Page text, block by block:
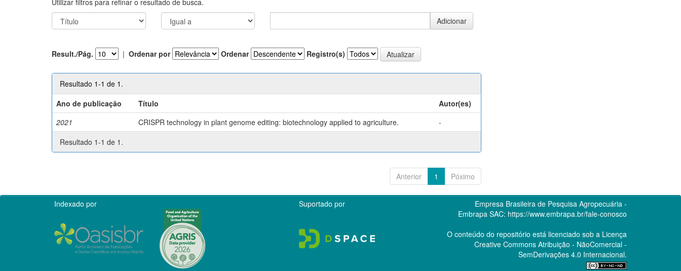
Result./Pág. | Ordenar por Ordenar Registro(s)
Resultado 1-1 de 1.
Ano de publicação
Título
Autor(es)
2021
CRISPR technology in plant genome editing: biotechnology applied to agriculture.
-
Resultado 1-1 de 1.
Anterior 1 Póximo
Indexado por Suportado por
Empresa Brasileira de Pesquisa Agropecuária -
Embrapa SAC: https://www.embrapa.br/fale-conosco
O conteúdo do repositório está licenciado sob a Licença
Creative CommonsAtribuição - NãoComercial -
SemDerivações 4.0 Internacional.